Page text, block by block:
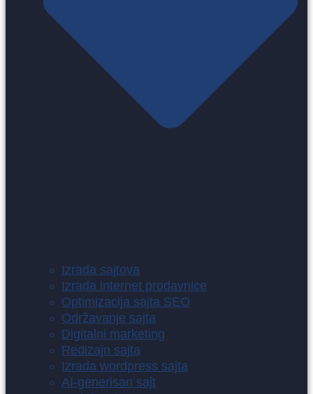
Izrada sajtova
Izrada internet prodavnice
Optimizacija sajta SEO
Održavanje sajta
Digitalni marketing
Redizajn sajta
Izrada wordpress sajta
AI-generisan sajt